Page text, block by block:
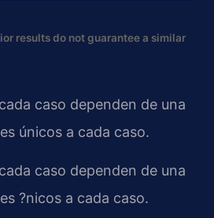
results do not guarantee a similar
caso dependen de una
únicos a cada caso.
caso dependen de una
?nicos a cada caso.